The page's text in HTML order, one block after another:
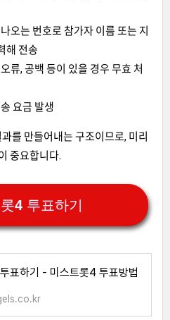
오는 번호로 참가자 이름 또는 지
해 전송
류, 공백 등이 있을 경우 무효 처
요금 발생
를 만들어내는 구조이므로, 미리
중요합니다.
4 투표하기
표하기 - 미스트롯4 투표방법